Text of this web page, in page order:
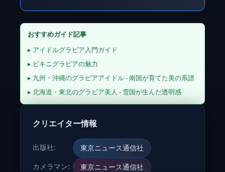
おすすめガイド記事
▸ アイドルグラビア入門ガイド
▸ ビキニグラビアの魅力
▸ 九州・沖縄のグラビアアイドル - 南国が育てた美の系譜
▸ 北海道・東北のグラビア美人 - 雪国が生んだ透明感
クリエイター情報
出版社:
東京ニュース通信社
カメラマン:
東京ニュース通信社